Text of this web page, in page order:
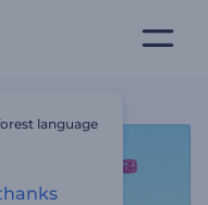
language